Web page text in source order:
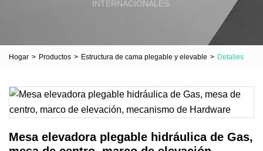
INTERNACIONALES.
Hogar > Productos > Estructura de cama plegable y elevable > Detalles
Mesa elevadora plegable hidráulica de Gas,